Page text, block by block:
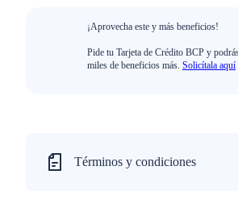
¡Aprovecha este y más beneficios!
Pide tu Tarjeta de Crédito BCP y
miles de beneficios más. Solicítala aquí
Términos y condiciones